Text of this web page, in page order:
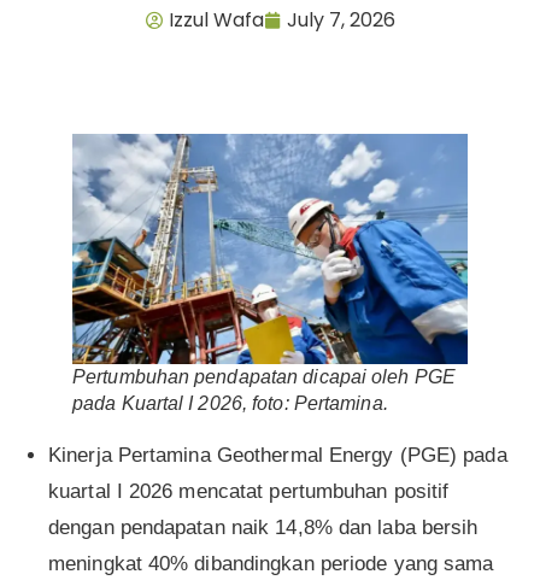
Izzul Wafa July 7, 2026
Pertumbuhan pendapatan dicapai oleh PGE
pada Kuartal I 2026, foto: Pertamina.
Kinerja Pertamina Geothermal Energy (PGE) pada
kuartal I 2026 mencatat pertumbuhan positif
dengan pendapatan naik 14,8% dan laba bersih
meningkat 40% dibandingkan periode yang sama